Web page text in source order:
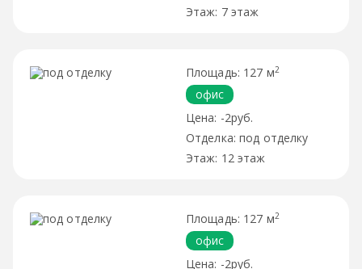
7 этаж
127 м2
офис
-2руб.
под отделку
12 этаж
127 м2
офис
-2руб.